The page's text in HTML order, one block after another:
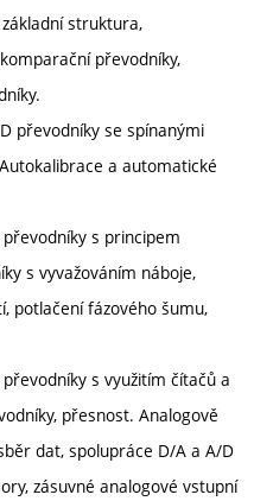
struktura,
převodníky,
převodníky se spínanými
a automatické
s principem
s vyvažováním náboje,
potlačení fázového šumu,
s využitím čítačů a
přesnost. Analogově
dat, spolupráce D/A a A/D
zásuvné analogové vstupní